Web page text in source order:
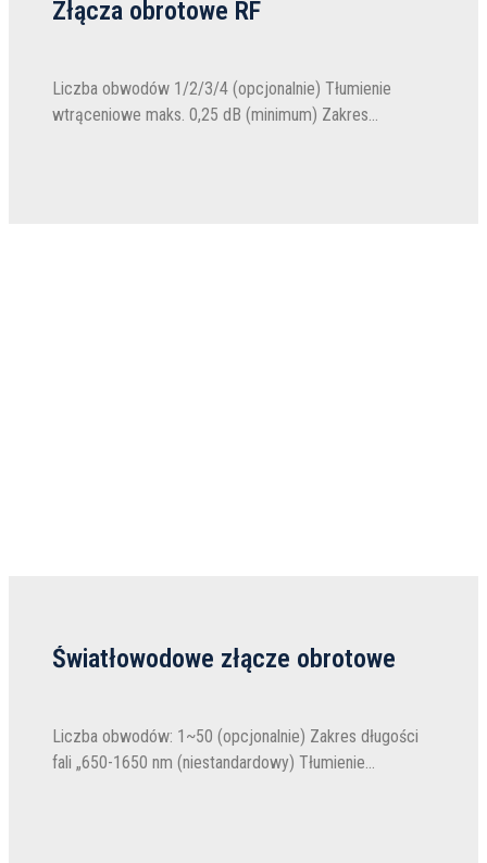
Złącza obrotowe RF
Liczba obwodów 1/2/3/4 (opcjonalnie) Tłumienie
wtrąceniowe maks. 0,25 dB (minimum) Zakres
Światłowodowe złącze obrotowe
Liczba obwodów: 1~50 (opcjonalnie) Zakres długości
fali „650-1650 nm (niestandardowy) Tłumienie